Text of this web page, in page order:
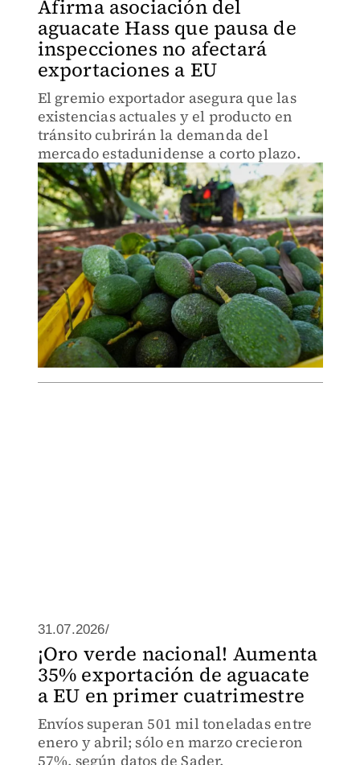
Afirma asociación del
aguacate Hass que pausa de
inspecciones no afectará
exportaciones a EU
El gremio exportador asegura que las
existencias actuales y el producto en
tránsito cubrirán la demanda del
mercado estadunidense a corto plazo.
31.07.2026/
¡Oro verde nacional! Aumenta
35% exportación de aguacate
a EU en primer cuatrimestre
Envíos superan 501 mil toneladas entre
enero y abril; sólo en marzo crecieron
57%, según datos de Sader.